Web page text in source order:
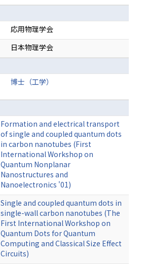
応用物理学会
日本物理学会
博士（工学）
Formation and electrical transport
of single and coupled quantum dots
in carbon nanotubes (First
International Workshop on
Quantum Nonplanar
Nanostructures and
Nanoelectronics '01)
Single and coupled quantum dots in
single-wall carbon nanotubes (The
First International Workshop on
Quantum Dots for Quantum
Computing and Classical Size Effect
Circuits)